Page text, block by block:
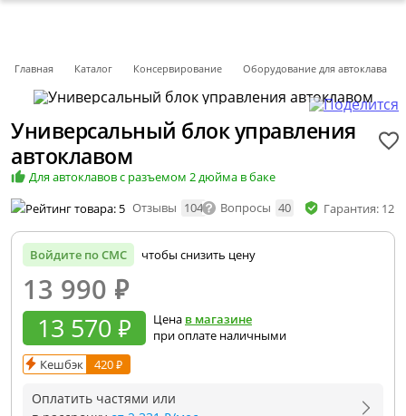
Главная Каталог Консервирование Оборудование для автоклава
Универсальный блок управления
автоклавом
Для автоклавов с разъемом 2 дюйма в баке
Отзывы 104 Вопросы 40 Гарантия: 12
Войдите по СМС чтобы снизить цену
13 990 ₽
13 570 ₽ Цена в магазине
при оплате наличными
Кешбэк
420 ₽
Оплатить частями или